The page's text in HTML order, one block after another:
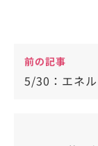
前の記事
5/30：エネル